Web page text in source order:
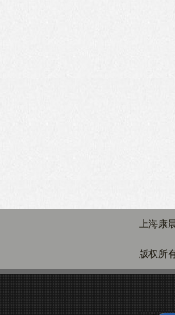
上海康
版权所